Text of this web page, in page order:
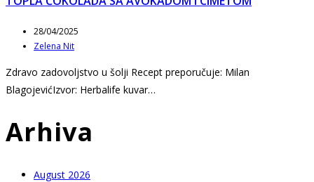
Post
published:
28/04/2025
Post
Zelena Nit
Zdravo zadovoljstvo u šolji Recept preporučuje: Milan
BlagojevićIzvor: Herbalife kuvar…
Arhiva
August 2026